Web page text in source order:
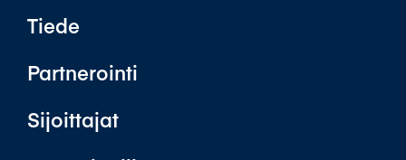
Tiede
Partnerointi
Sijoittajat